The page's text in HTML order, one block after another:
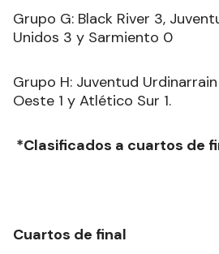
Grupo G: Black River 3,
Unidos 3 y Sarmiento 0
Grupo H: Juventud
Oeste 1 y Atlético Sur 1.
*Clasificados a cuartos de
Cuartos de final